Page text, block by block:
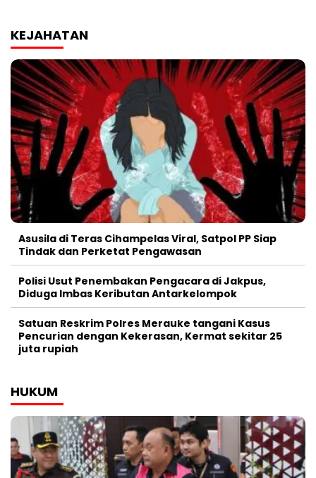
KEJAHATAN
Asusila di Teras Cihampelas Viral, Satpol PP Siap
Tindak dan Perketat Pengawasan
Polisi Usut Penembakan Pengacara di Jakpus,
Diduga Imbas Keributan Antarkelompok
Satuan Reskrim Polres Merauke tangani Kasus
Pencurian dengan Kekerasan, Kermat sekitar 25
juta rupiah
HUKUM